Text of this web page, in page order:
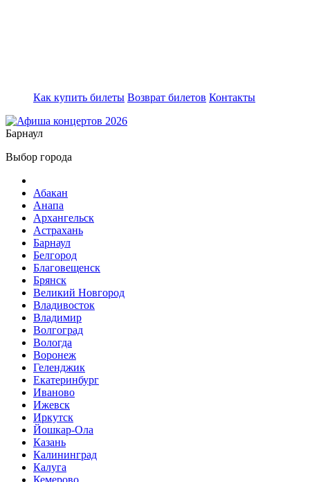
Как купить билеты Возврат билетов Контакты
Барнаул
Выбор города
Абакан
Анапа
Архангельск
Астрахань
Барнаул
Белгород
Благовещенск
Брянск
Великий Новгород
Владивосток
Владимир
Волгоград
Вологда
Воронеж
Геленджик
Екатеринбург
Иваново
Ижевск
Иркутск
Йошкар-Ола
Казань
Калининград
Калуга
Кемерово